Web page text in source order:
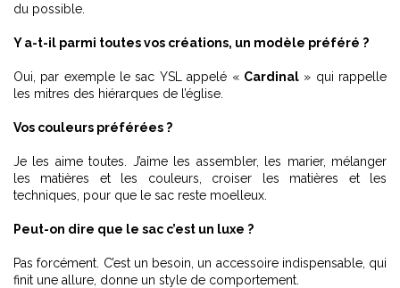
du possible.
Y a-t-il parmi toutes vos créations, un modèle préféré ?
Oui, par exemple le sac YSL appelé « Cardinal» qui rappelle
les mitres des hiérarques de l’église.
Vos couleurs préférées ?
Je les aime toutes. J’aime les assembler, les marier, mélanger
les matières et les couleurs, croiser les matières et les
techniques, pour que le sac reste moelleux.
Peut-on dire que le sac c’est un luxe ?
Pas forcément. C’est un besoin, un accessoire indispensable, qui
finit une allure, donne un style de comportement.